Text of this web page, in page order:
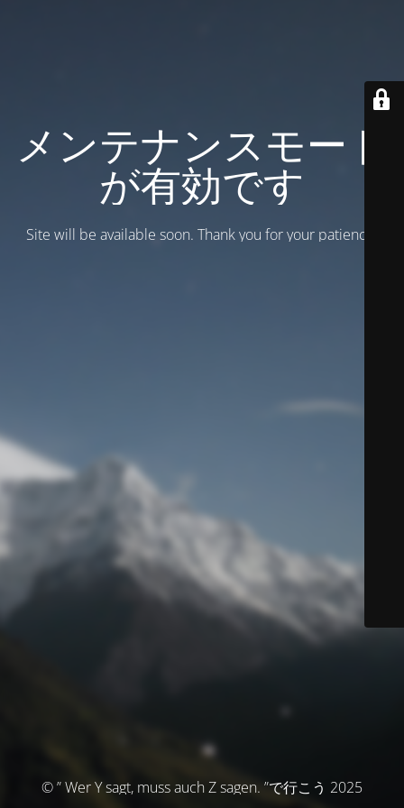
メンテナンスモード
が有効です
Site will be available soon. Thank you for your patience!
© ” Wer Y sagt, muss auch Z sagen. ”で行こう 2025